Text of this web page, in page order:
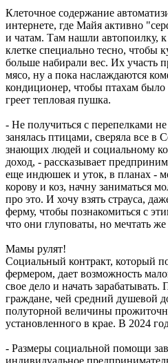
Клеточное содержание
интернете, где Майя активно
и чатам. Там нашли автопоилку,
клетке специально тесно, чтобы
больше набирали вес. Их участь
мясо, ну а пока наслаждаются
кондиционер, чтобы птахам
греет тепловая пушка.
- Не получиться с перепелками
занялась птицами, сверяла все в
знающих людей и социальному
доход, - рассказывает
еще индюшек и уток, в планах -
корову и коз, начну заниматься
про это. И хочу взять страуса,
ферму, чтобы познакомиться с
что они глуповаты, но мечтать
Мамы рулят!
Социальный контракт, который
фермером, дает возможность
свое дело и начать зарабатывать.
граждане, чей средний душевой
полуторной величины
установленного в крае. В 2024
- Размеры социальной помощи
индивидуальное